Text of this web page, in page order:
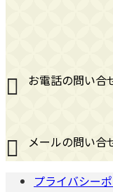
お電話の問い合
メールの問い合
プライバシー